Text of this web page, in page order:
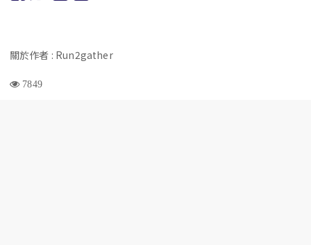
關於作者 : Run2gather
7849